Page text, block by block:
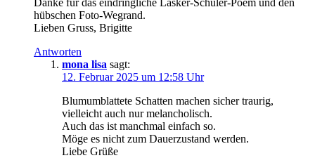
hübschen Foto-Wegrand.
Lieben Gruss, Brigitte
Antworten
mona lisa sagt:
12. Februar 2025 um 12:58 Uhr
Blumumblattete Schatten machen sicher traurig,
vielleicht auch nur melancholisch.
Auch das ist manchmal einfach so.
Möge es nicht zum Dauerzustand werden.
Liebe Grüße